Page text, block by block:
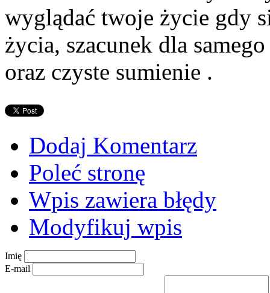
wyglądać twoje życie gdy
życia, szacunek dla
oraz czyste sumienie .
Dodaj Komentarz
Poleć stronę
Wpis zawiera błędy
Modyfikuj wpis
Imię
E-mail